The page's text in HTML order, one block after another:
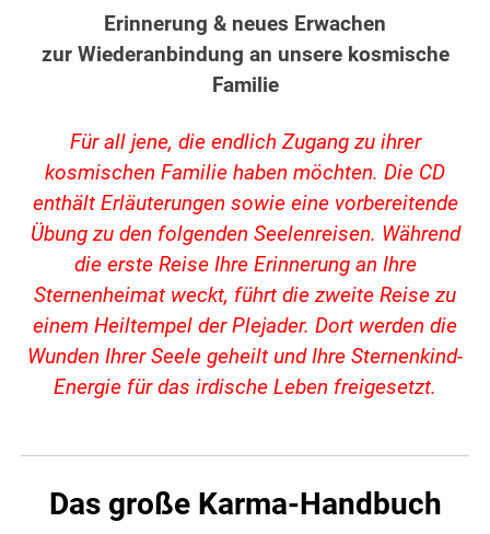
Erinnerung & neues Erwachen
zur Wiederanbindung an unsere kosmische
Familie
Für all jene, die endlich Zugang zu ihrer
kosmischen Familie haben möchten. Die CD
enthält Erläuterungen sowie eine vorbereitende
Übung zu den folgenden Seelenreisen. Während
die erste Reise Ihre Erinnerung an Ihre
Sternenheimat weckt, führt die zweite Reise zu
einem Heiltempel der Plejader. Dort werden die
Wunden Ihrer Seele geheilt und Ihre Sternenkind-
Energie für das irdische Leben freigesetzt.
Das große Karma-Handbuch